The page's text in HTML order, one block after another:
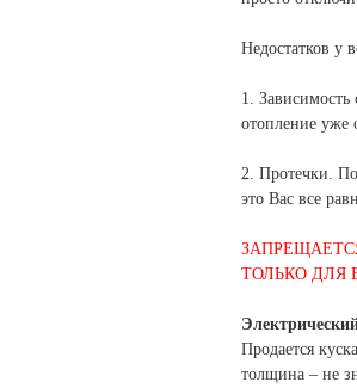
Недостатков у
1.
отопление уже
2. Протечки.
это Вас все
ТОЛЬКО ДЛЯ
Продается
толщина – не